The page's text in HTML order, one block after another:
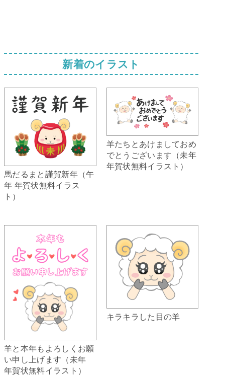
新着のイラスト
馬だるまと謹賀新年（午
年 年賀状無料イラス
ト）
羊たちとあけましておめ
でとうございます（未年
年賀状無料イラスト）
羊と本年もよろしくお願
い申し上げます（未年
年賀状無料イラスト）
キラキラした目の羊